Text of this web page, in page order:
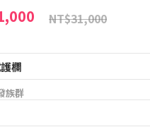
NT$31,000
族群